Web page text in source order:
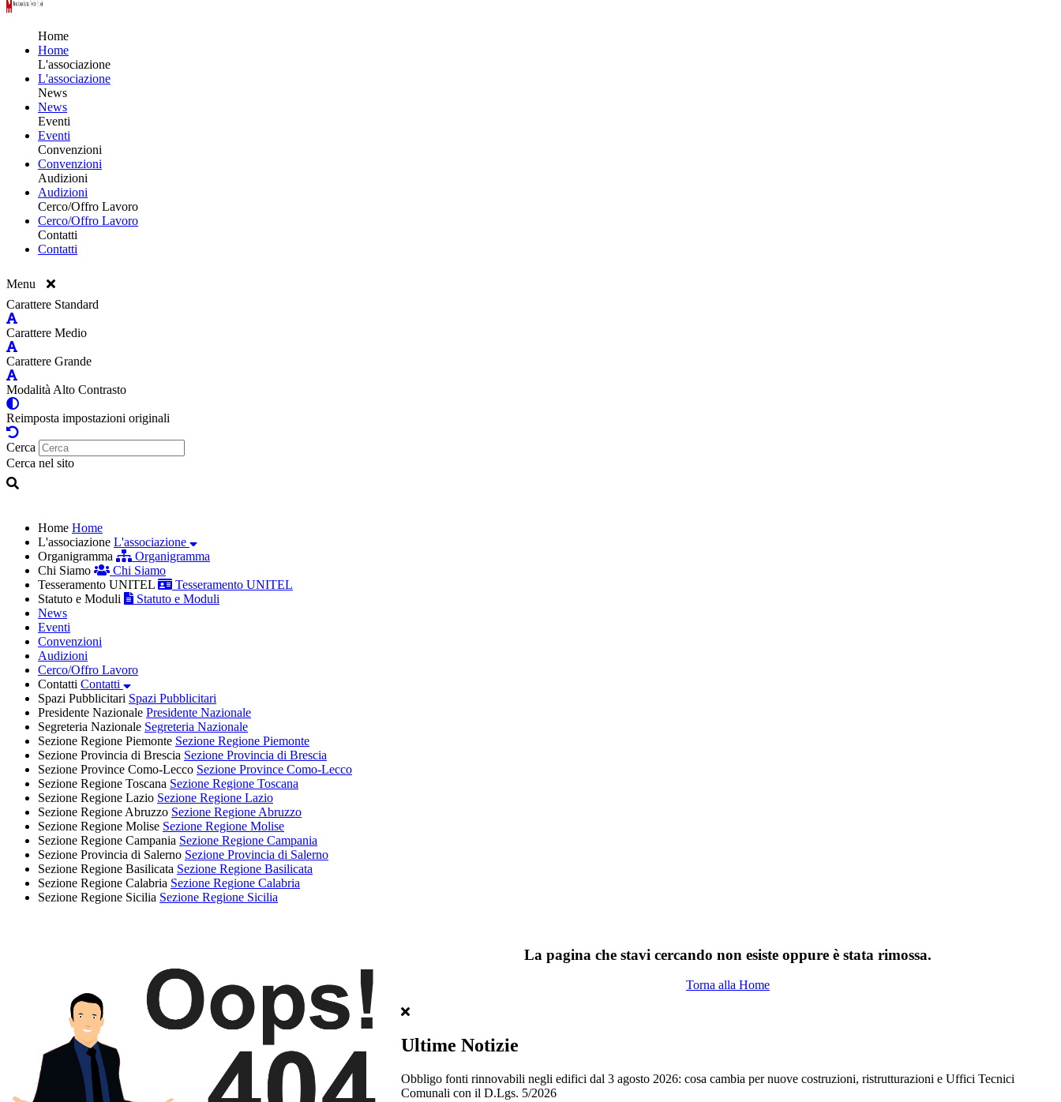
Home
Home
L'associazione
L'associazione
News
News
Eventi
Eventi
Convenzioni
Convenzioni
Audizioni
Audizioni
Cerco/Offro Lavoro
Cerco/Offro Lavoro
Contatti
Contatti
Menu
Carattere Standard
Carattere Medio
Carattere Grande
Modalità Alto Contrasto
Reimposta impostazioni originali
Cerca
Cerca nel sito
Home Home
L'associazione L'associazione
Organigramma
Organigramma
Chi Siamo
Chi Siamo
Tesseramento UNITEL
Tesseramento UNITEL
Statuto e Moduli
Statuto e Moduli
News
Eventi
Convenzioni
Audizioni
Cerco/Offro Lavoro
Contatti Contatti
Spazi Pubblicitari Spazi Pubblicitari
Presidente Nazionale Presidente Nazionale
Segreteria Nazionale Segreteria Nazionale
Sezione Regione Piemonte Sezione Regione Piemonte
Sezione Provincia di Brescia Sezione Provincia di Brescia
Sezione Province Como-Lecco Sezione Province Como-Lecco
Sezione Regione Toscana Sezione Regione Toscana
Sezione Regione Lazio Sezione Regione Lazio
Sezione Regione Abruzzo Sezione Regione Abruzzo
Sezione Regione Molise Sezione Regione Molise
Sezione Regione Campania Sezione Regione Campania
Sezione Provincia di Salerno Sezione Provincia di Salerno
Sezione Regione Basilicata Sezione Regione Basilicata
Sezione Regione Calabria Sezione Regione Calabria
Sezione Regione Sicilia Sezione Regione Sicilia
La pagina che stavi cercando non esiste oppure è stata rimossa.
Torna alla Home
Ultime Notizie
Obbligo fonti rinnovabili negli edifici dal 3 agosto 2026: cosa cambia per nuove costruzioni, ristrutturazioni e Uffici Tecnici
Comunali con il D.Lgs. 5/2026